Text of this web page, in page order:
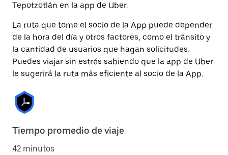
Tepotzotlán en la app de Uber.
La ruta que tome el socio de la App puede depender
de la hora del día y otros factores, como el tránsito y
la cantidad de usuarios que hagan solicitudes.
Puedes viajar sin estrés sabiendo que la app de Uber
le sugerirá la ruta más eficiente al socio de la App.
Tiempo promedio de viaje
42 minutos